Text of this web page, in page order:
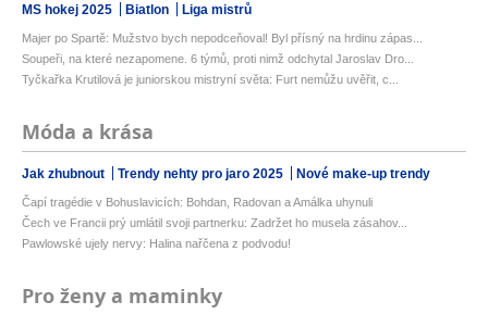
MS hokej 2025 Biatlon Liga mistrů
Majer po Spartě: Mužstvo bych nepodceňoval! Byl přísný na hrdinu zápas...
Soupeři, na které nezapomene. 6 týmů, proti nimž odchytal Jaroslav Dro...
Tyčkařka Krutilová je juniorskou mistryní světa: Furt nemůžu uvěřit, c...
Móda a krása
Jak zhubnout Trendy nehty pro jaro 2025 Nové make-up trendy
Čapí tragédie v Bohuslavicích: Bohdan, Radovan a Amálka uhynuli
Čech ve Francii prý umlátil svoji partnerku: Zadržet ho musela zásahov...
Pawlowské ujely nervy: Halina nařčena z podvodu!
Pro ženy a maminky